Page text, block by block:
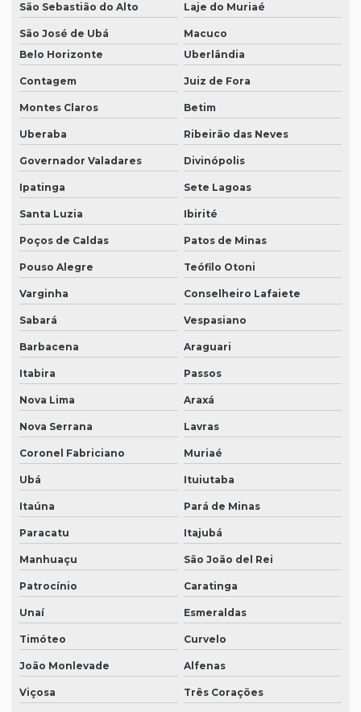
São Sebastião do Alto Laje do Muriaé
São José de Ubá
Macuco
Belo Horizonte
Uberlândia
Contagem Juiz de Fora
Montes Claros Betim
Uberaba Ribeirão das Neves
Governador Valadares Divinópolis
Ipatinga Sete Lagoas
Santa Luzia Ibirité
Poços de Caldas Patos de Minas
Pouso Alegre Teófilo Otoni
Varginha Conselheiro Lafaiete
Sabará Vespasiano
Barbacena Araguari
Itabira Passos
Nova Lima Araxá
Nova Serrana Lavras
Coronel Fabriciano Muriaé
Ubá Ituiutaba
Itaúna Pará de Minas
Paracatu Itajubá
Manhuaçu São João del Rei
Patrocínio Caratinga
Unaí Esmeraldas
Timóteo Curvelo
João Monlevade Alfenas
Viçosa Três Corações